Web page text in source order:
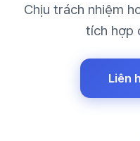
Chịu trách nhiệm
tích hợp
Liên